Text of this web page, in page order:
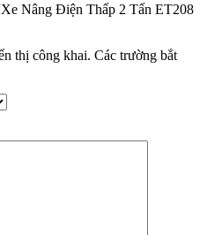
Nâng Điện Thấp 2 Tấn ET208
thị công khai. Các trường bắt